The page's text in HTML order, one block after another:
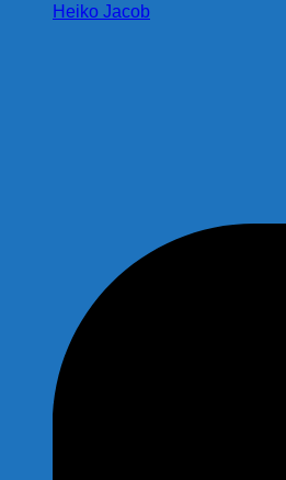
Heiko Jacob